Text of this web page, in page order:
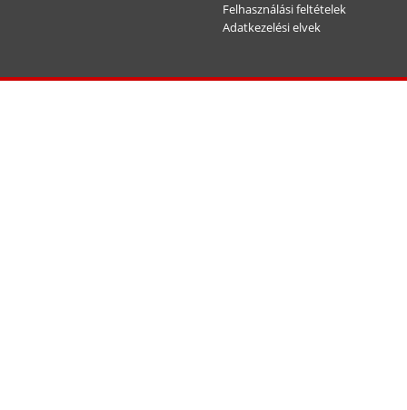
Felhasználási feltételek
Adatkezelési elvek